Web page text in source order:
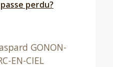
perdu?
GONON-
EN-CIEL